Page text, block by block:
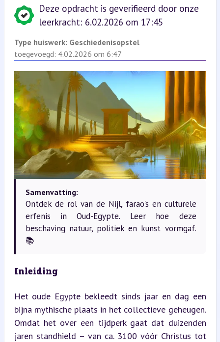
Deze opdracht is geverifieerd door onze
leerkracht: 6.02.2026 om 17:45
Type huiswerk: Geschiedenisopstel
toegevoegd: 4.02.2026 om 6:47
Samenvatting:
Ontdek de rol van de Nijl, farao's en culturele
erfenis in Oud-Egypte. Leer hoe deze
beschaving natuur, politiek en kunst vormgaf.
📚
Inleiding
Het oude Egypte bekleedt sinds jaar en dag een
bijna mythische plaats in het collectieve geheugen.
Omdat het over een tijdperk gaat dat duizenden
jaren standhield – van ca. 3100 vóór Christus tot